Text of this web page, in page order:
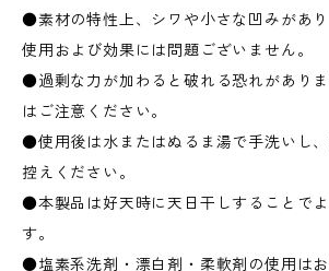
●素材の特性上、シワや小さな凹みがあ
使用および効果には問題ございません。
●過剰な力が加わると破れる恐れがあり
はご注意ください。
●使用後は水またはぬるま湯で手洗いし
控えください。
●本製品は好天時に天日干しすることで
す。
●塩素系洗剤・漂白剤・柔軟剤の使用はお